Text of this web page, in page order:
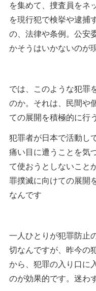
を集めて、捜査員をネ
を現行犯で検挙や逮捕
の、法律や条例。公安
かそうはいかないのが
では、このような犯罪
のか。それは、民間や
ての展開を積極的に行
犯罪者が日本で活動し
痛い目に遭うことを気
て使おうとしないこと
罪撲滅に向けての展開
なんです
一人ひとりが犯罪防止
切なんですが、昨今の
から、犯罪の入り口に
のが効果的です。迷わ